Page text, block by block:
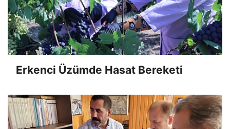
Erkenci Üzümde Hasat Bereketi